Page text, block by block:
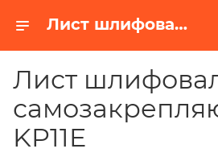
Лист шлифовальный самозакрепляющийся KP11E в Белгороде | Купить по недорогой цене от Абразивного Завода
Лист
KP11E